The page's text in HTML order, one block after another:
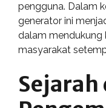
pengguna. Dalam
generator ini
dalam mendukung
masyarakat
Sejarah